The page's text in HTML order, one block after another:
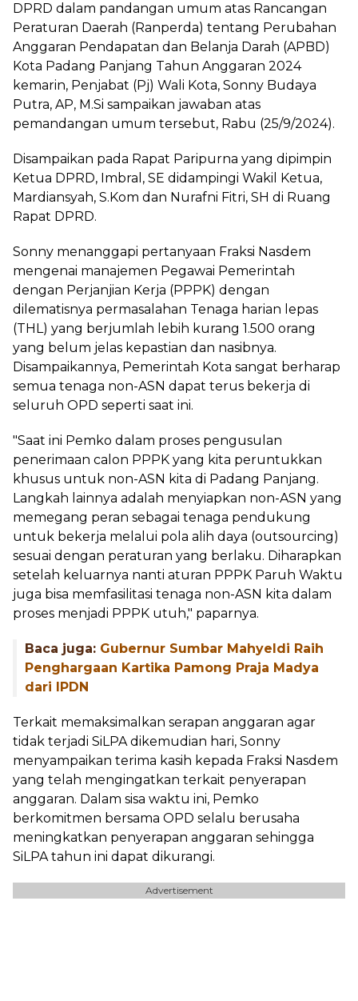
DPRD dalam pandangan umum atas Rancangan
Peraturan Daerah (Ranperda) tentang Perubahan
Anggaran Pendapatan dan Belanja Darah (APBD)
Kota Padang Panjang Tahun Anggaran 2024
kemarin, Penjabat (Pj) Wali Kota, Sonny Budaya
Putra, AP, M.Si sampaikan jawaban atas
pemandangan umum tersebut, Rabu (25/9/2024).
Disampaikan pada Rapat Paripurna yang dipimpin
Ketua DPRD, Imbral, SE didampingi Wakil Ketua,
Mardiansyah, S.Kom dan Nurafni Fitri, SH di Ruang
Rapat DPRD.
Sonny menanggapi pertanyaan Fraksi Nasdem
mengenai manajemen Pegawai Pemerintah
dengan Perjanjian Kerja (PPPK) dengan
dilematisnya permasalahan Tenaga harian lepas
(THL) yang berjumlah lebih kurang 1.500 orang
yang belum jelas kepastian dan nasibnya.
Disampaikannya, Pemerintah Kota sangat berharap
semua tenaga non-ASN dapat terus bekerja di
seluruh OPD seperti saat ini.
"Saat ini Pemko dalam proses pengusulan
penerimaan calon PPPK yang kita peruntukkan
khusus untuk non-ASN kita di Padang Panjang.
Langkah lainnya adalah menyiapkan non-ASN yang
memegang peran sebagai tenaga pendukung
untuk bekerja melalui pola alih daya (outsourcing)
sesuai dengan peraturan yang berlaku. Diharapkan
setelah keluarnya nanti aturan PPPK Paruh Waktu
juga bisa memfasilitasi tenaga non-ASN kita dalam
proses menjadi PPPK utuh," paparnya.
Baca juga: Gubernur Sumbar Mahyeldi Raih
Penghargaan Kartika Pamong Praja Madya
dari IPDN
Terkait memaksimalkan serapan anggaran agar
tidak terjadi SiLPA dikemudian hari, Sonny
menyampaikan terima kasih kepada Fraksi Nasdem
yang telah mengingatkan terkait penyerapan
anggaran. Dalam sisa waktu ini, Pemko
berkomitmen bersama OPD selalu berusaha
meningkatkan penyerapan anggaran sehingga
SiLPA tahun ini dapat dikurangi.
Advertisement